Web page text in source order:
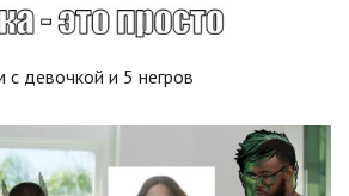
с девочкой и 5 негров